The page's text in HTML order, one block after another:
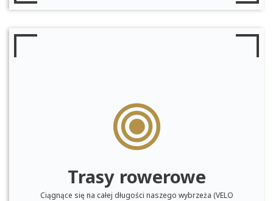
Trasy rowerowe
Ciągnące się na całej długości naszego wybrzeża (VELO